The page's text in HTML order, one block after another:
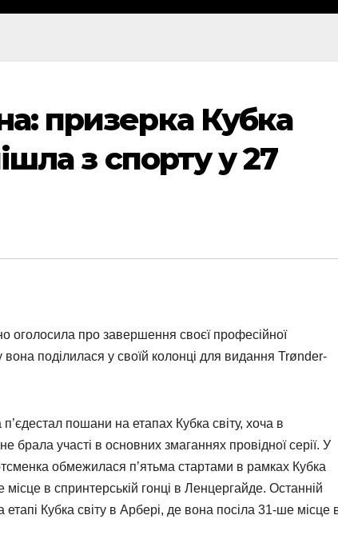
призерка Кубка
з спорту у 27
оголосила про завершення своєї професійної
вона поділилася у своїй колонці для видання Trønder-
пошани на етапах Кубка світу, хоча в
брала участі в основних змаганнях провідної серії. У
обмежилася п’ятьма стартами в рамках Кубка
в спринтерській гонці в Ленцергайде. Останній
етапі Кубка світу в Арбері, де вона посіла 31-ше місце